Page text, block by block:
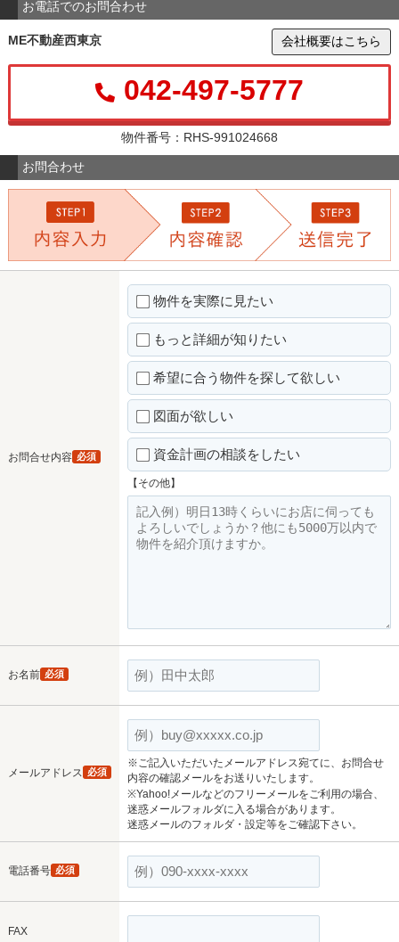
お電話でのお問合わせ
ME不動産西東京 会社概要はこちら
042-497-5777
物件番号：RHS-991024668
お問合わせ
お問合せ内容 必須
物件を実際に見たい
もっと詳細が知りたい
希望に合う物件を探して欲しい
図面が欲しい
資金計画の相談をしたい
【その他】
お名前 必須
メールアドレス 必須
※ご記入いただいたメールアドレス宛てに、お問合せ
内容の確認メールをお送りいたします。
※Yahoo!メールなどのフリーメールをご利用の場合、
迷惑メールフォルダに入る場合があります。
迷惑メールのフォルダ・設定等をご確認下さい。
電話番号 必須
FAX